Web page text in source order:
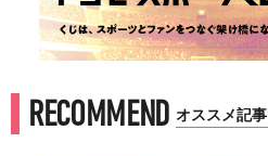
RECOMMEND オススメ記事